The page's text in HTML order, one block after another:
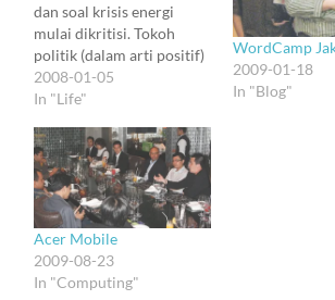
dan soal krisis energi
mulai dikritisi. Tokoh
politik (dalam arti positif)
mulai mengingatkan
masyarakat dan
Pembalak hutan mulai
dikerasi, biarpun malah
dilindung oknum menteri
oon tertentu (cuma
oknum). Industri2 mulai
mendorong lifestyle
masyarakat yang ramah
lingkungan. Di RRC
2008-01-05
In "Life"
WordCamp
2009-01-18
In "Blog"
Acer Mobile
2009-08-23
In "Computing"